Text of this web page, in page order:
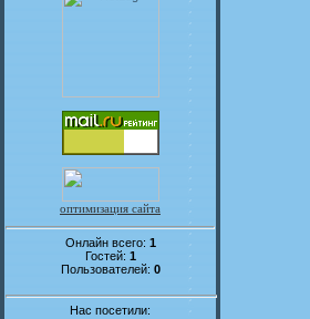
оптимизация сайта
Онлайн всего: 1
Гостей: 1
Пользователей: 0
Нас посетили: